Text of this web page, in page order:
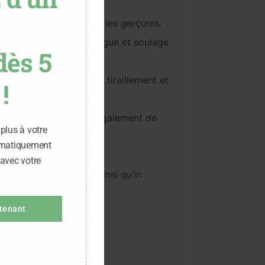
et atopiques.
et lutte contre les gerçures.
de lutter contre la fatigue et soulage
comme gerçures et tiraillement et
A, permettant également de
protectrice.
de douceur ainsi qu’in
OIL
EXTRACT
5
à votre
votre